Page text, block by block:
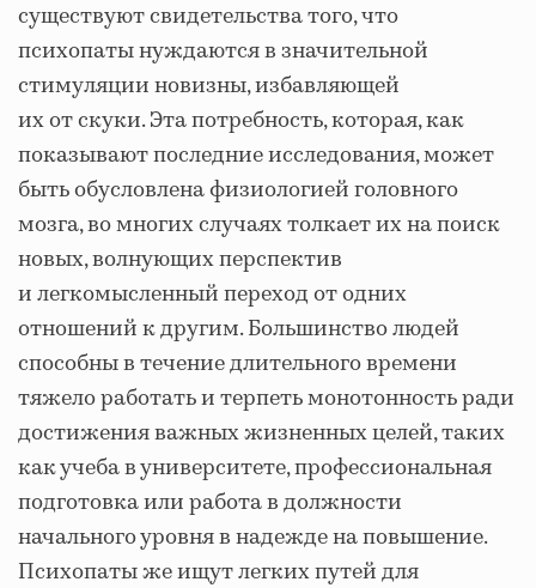
существуют свидетельства того, что
психопаты нуждаются в значительной
стимуляции новизны, избавляющей
их от скуки. Эта потребность, которая, как
показывают последние исследования, может
быть обусловлена физиологией головного
мозга, во многих случаях толкает их на поиск
новых, волнующих перспектив
и легкомысленный переход от одних
отношений к другим. Большинство людей
способны в течение длительного времени
тяжело работать и терпеть монотонность ради
достижения важных жизненных целей, таких
как учеба в университете, профессиональная
подготовка или работа в должности
начального уровня в надежде на повышение.
Психопаты же ищут легких путей для